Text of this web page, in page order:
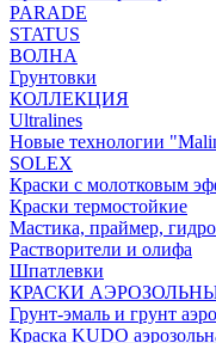
PARADE
STATUS
ВОЛНА
Грунтовки
КОЛЛЕКЦИЯ
Ultralines
Новые технологии
SOLEX
Краски с молотковым
Краски термостойкие
Мастика, праймер,
Растворители и олифа
Шпатлевки
КРАСКИ
Грунт-эмаль и грунт
Краска KUDO